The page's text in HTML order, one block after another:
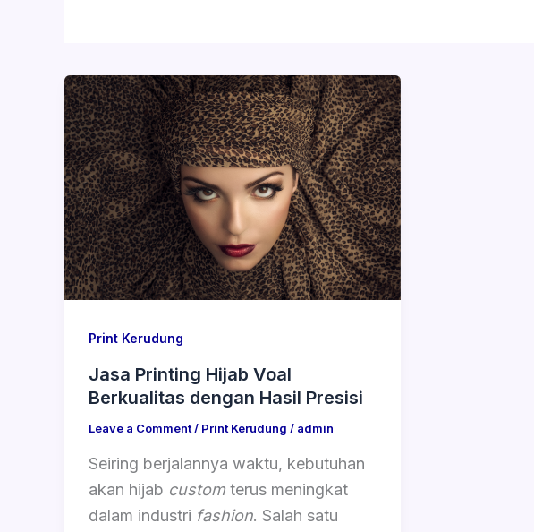
Print Kerudung
Jasa Printing Hijab Voal
Berkualitas dengan Hasil Presisi
Leave a Comment/ Print Kerudung / admin
Seiring berjalannya waktu, kebutuhan
akan hijab custom terus meningkat
dalam industri fashion. Salah satu